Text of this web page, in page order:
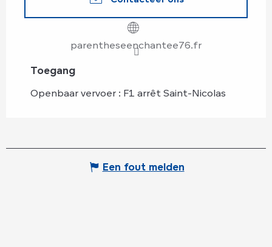
parentheseenchantee76.fr
Toegang
Toegang
Openbaar vervoer : F1 arrêt Saint-Nicolas
Een fout melden